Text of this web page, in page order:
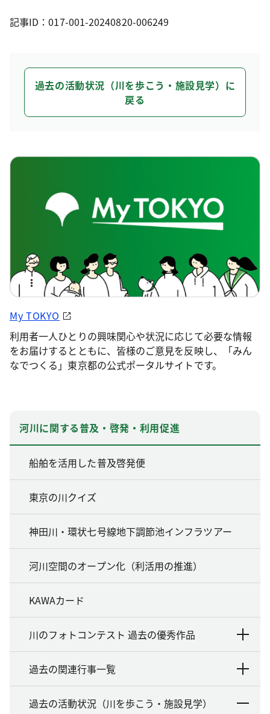
記事ID：017-001-20240820-006249
過去の活動状況（川を歩こう・施設見学）に
戻る
My TOKYO
利用者一人ひとりの興味関心や状況に応じて必要な情報
をお届けするとともに、皆様のご意見を反映し、「みん
なでつくる」東京都の公式ポータルサイトです。
河川に関する普及・啓発・利用促進
船舶を活用した普及啓発便
東京の川クイズ
神田川・環状七号線地下調節池インフラツアー
河川空間のオープン化（利活用の推進）
KAWAカード
川のフォトコンテスト 過去の優秀作品
過去の関連行事一覧
過去の活動状況（川を歩こう・施設見学）